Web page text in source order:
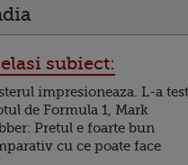
subiect:
impresioneaza. L-a
de Formula 1, Mark
Pretul e foarte bun
cu ce poate face